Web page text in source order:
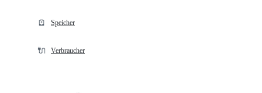
🪫 Speicher
🔌 Verbraucher